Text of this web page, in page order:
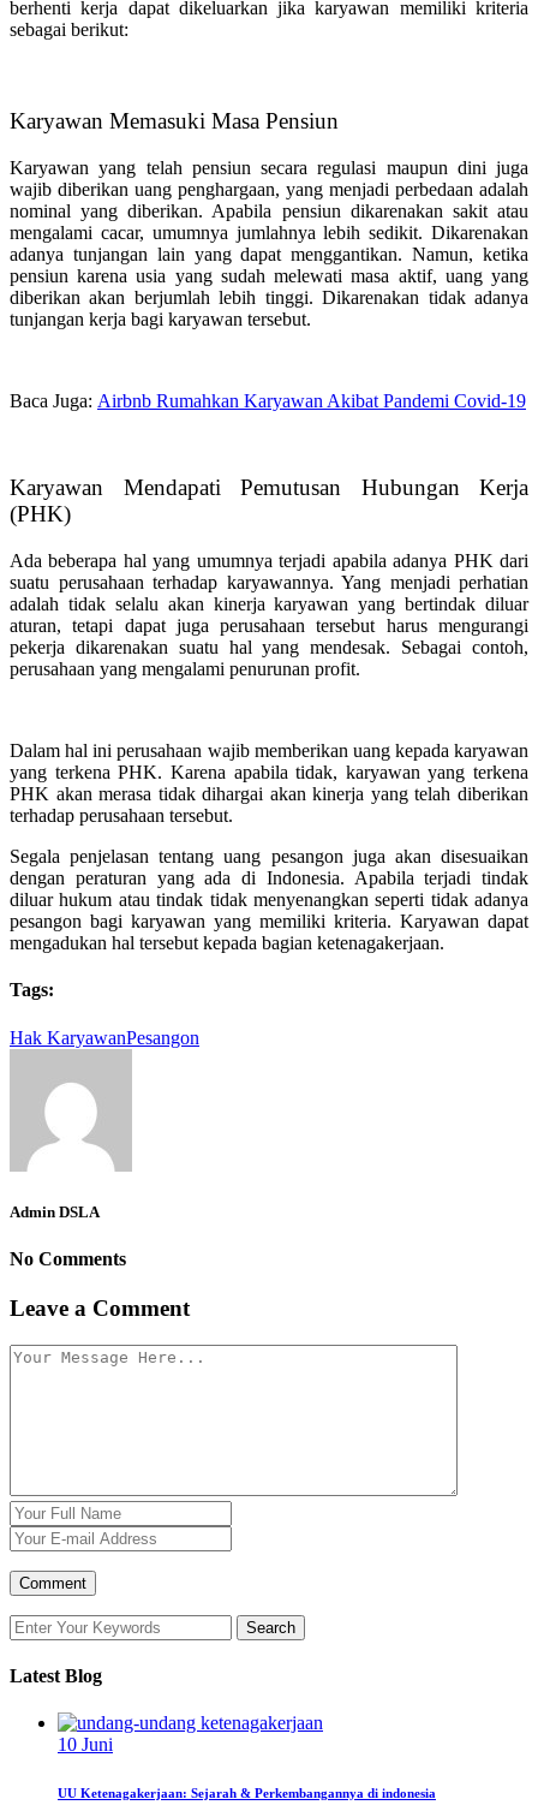
berhenti kerja dapat dikeluarkan jika karyawan memiliki kriteria
sebagai berikut:
Karyawan Memasuki Masa Pensiun
Karyawan yang telah pensiun secara regulasi maupun dini juga
wajib diberikan uang penghargaan, yang menjadi perbedaan adalah
nominal yang diberikan. Apabila pensiun dikarenakan sakit atau
mengalami cacar, umumnya jumlahnya lebih sedikit. Dikarenakan
adanya tunjangan lain yang dapat menggantikan. Namun, ketika
pensiun karena usia yang sudah melewati masa aktif, uang yang
diberikan akan berjumlah lebih tinggi. Dikarenakan tidak adanya
tunjangan kerja bagi karyawan tersebut.
Baca Juga: Airbnb Rumahkan Karyawan Akibat Pandemi Covid-19
Karyawan Mendapati Pemutusan Hubungan Kerja
(PHK)
Ada beberapa hal yang umumnya terjadi apabila adanya PHK dari
suatu perusahaan terhadap karyawannya. Yang menjadi perhatian
adalah tidak selalu akan kinerja karyawan yang bertindak diluar
aturan, tetapi dapat juga perusahaan tersebut harus mengurangi
pekerja dikarenakan suatu hal yang mendesak. Sebagai contoh,
perusahaan yang mengalami penurunan profit.
Dalam hal ini perusahaan wajib memberikan uang kepada karyawan
yang terkena PHK. Karena apabila tidak, karyawan yang terkena
PHK akan merasa tidak dihargai akan kinerja yang telah diberikan
terhadap perusahaan tersebut.
Segala penjelasan tentang uang pesangon juga akan disesuaikan
dengan peraturan yang ada di Indonesia. Apabila terjadi tindak
diluar hukum atau tindak tidak menyenangkan seperti tidak adanya
pesangon bagi karyawan yang memiliki kriteria. Karyawan dapat
mengadukan hal tersebut kepada bagian ketenagakerjaan.
Tags:
Hak KaryawanPesangon
Admin DSLA
No Comments
Leave a Comment
Latest Blog
10 Juni
UU Ketenagakerjaan: Sejarah & Perkembangannya di indonesia